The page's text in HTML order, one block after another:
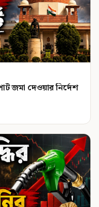
জমা দেওয়ার নির্দেশ